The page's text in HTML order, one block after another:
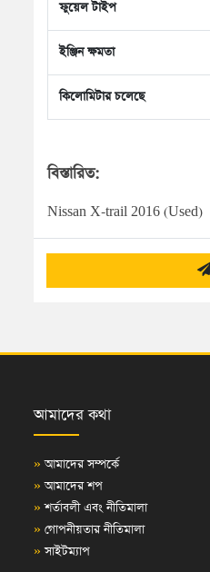
ফুয়েল টাইপ
ইঞ্জিন ক্ষমতা
কিলোমিটার চলেছে
বিস্তারিত:
Nissan X-trail 2016 (Used)
আমাদের কথা
» আমাদের সম্পর্কে
» আমাদের শপ
» শর্তাবলী এবং নীতিমালা
» গোপনীয়তার নীতিমালা
» সাইটম্যাপ